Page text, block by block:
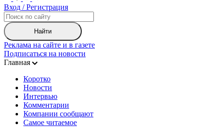
Вход / Регистрация
Найти
Реклама на сайте и в газете
Подписаться на новости
Главная
Коротко
Новости
Интервью
Комментарии
Компании сообщают
Самое читаемое